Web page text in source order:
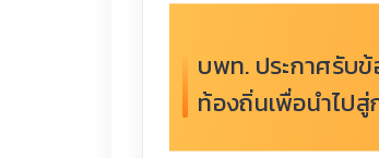
บพท. ประกาศรับ
ท้องถิ่นเพื่อนำไป